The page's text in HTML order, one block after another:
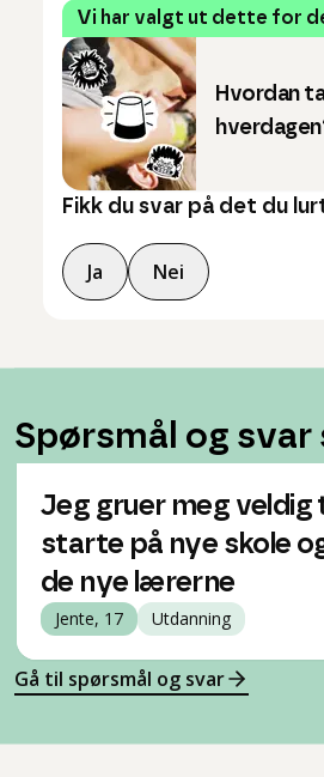
Vi har valgt ut dette for
Hvordan
Fikk du svar på det du
Ja Nei
Spørsmål og svar
Jeg gruer meg veldig
starte på nye skole
de nye lærerne
Jente, 17 Utdanning
Gå til spørsmål og svar